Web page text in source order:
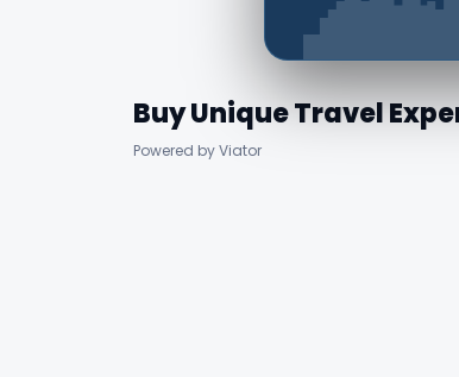
Buy Unique Travel
Powered by Viator